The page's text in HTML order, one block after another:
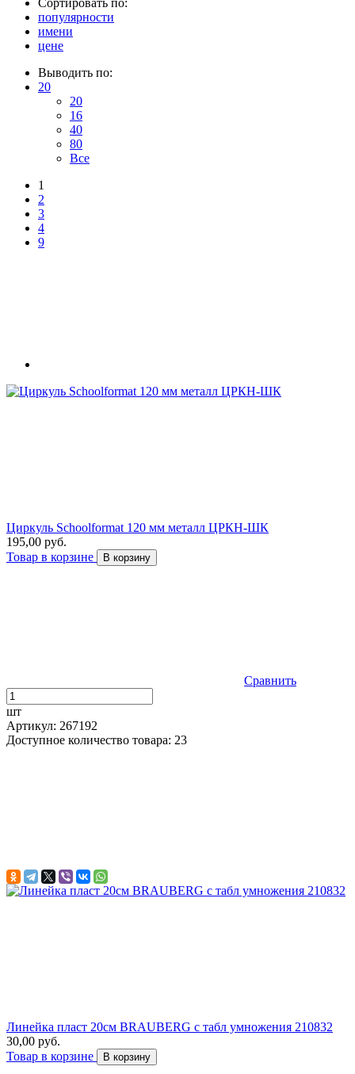
популярности
имени
цене
Выводить по:
20
20
16
40
80
Все
1
2
3
4
9
Циркуль Schoolformat 120 мм металл ЦРКН-ШК
195,00 руб.
Товар в корзине
В корзину
Сравнить
шт
Артикул: 267192
Доступное количество товара: 23
Линейка пласт 20см BRAUBERG с табл умножения 210832
30,00 руб.
Товар в корзине
В корзину